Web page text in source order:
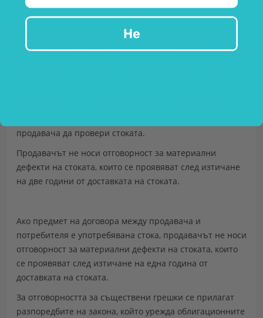
Потребителят може да предяви правата си от
материален дефект, ако уведоми продавача за дефекта
продавача да провери стоката.
Продавачът не носи отговорност за материални
дефекти на стоката, които се проявяват след изтичане
на две години от доставката на стоката.
Ако предмет на договора между продавача и
потребителя е употребявана стока, продавачът не носи
отговорност за материални дефекти на стоката, които
се проявяват след изтичане на една година от
доставката на стоката.
За отговорността за съществени грешки се прилагат
разпоредбите на закона, който урежда облигационните
Не